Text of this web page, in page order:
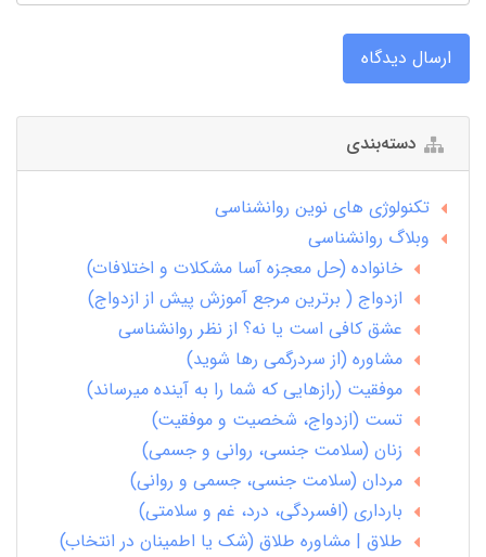
ارسال دیدگاه
دسته‌بندی
تکنولوژی های نوین روانشناسی
وبلاگ روانشناسی
خانواده (حل معجزه آسا مشکلات و اختلافات)
ازدواج ( برترین مرجع آموزش پیش از ازدواج)
عشق کافی است یا نه؟ از نظر روانشناسی
مشاوره (از سردرگمی رها شوید)
موفقیت (رازهایی که شما را به آینده میرساند)
تست (ازدواج، شخصیت و موفقیت)
زنان (سلامت جنسی، روانی و جسمی)
مردان (سلامت جنسی، جسمی و روانی)
بارداری (افسردگی، درد، غم و سلامتی)
طلاق | مشاوره طلاق (شک یا اطمینان در انتخاب)